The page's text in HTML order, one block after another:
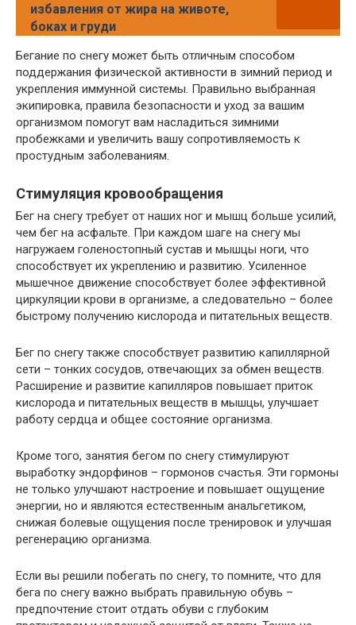
избавления от жира на животе,
боках и груди
Бегание по снегу может быть отличным способом
поддержания физической активности в зимний период и
укрепления иммунной системы. Правильно выбранная
экипировка, правила безопасности и уход за вашим
организмом помогут вам насладиться зимними
пробежками и увеличить вашу сопротивляемость к
простудным заболеваниям.
Стимуляция кровообращения
Бег на снегу требует от наших ног и мышц больше усилий,
чем бег на асфальте. При каждом шаге на снегу мы
нагружаем голеностопный сустав и мышцы ноги, что
способствует их укреплению и развитию. Усиленное
мышечное движение способствует более эффективной
циркуляции крови в организме, а следовательно – более
быстрому получению кислорода и питательных веществ.
Бег по снегу также способствует развитию капиллярной
сети – тонких сосудов, отвечающих за обмен веществ.
Расширение и развитие капилляров повышает приток
кислорода и питательных веществ в мышцы, улучшает
работу сердца и общее состояние организма.
Кроме того, занятия бегом по снегу стимулируют
выработку эндорфинов – гормонов счастья. Эти гормоны
не только улучшают настроение и повышает ощущение
энергии, но и являются естественным анальгетиком,
снижая болевые ощущения после тренировок и улучшая
регенерацию организма.
Если вы решили побегать по снегу, то помните, что для
бега по снегу важно выбрать правильную обувь –
предпочтение стоит отдать обуви с глубоким